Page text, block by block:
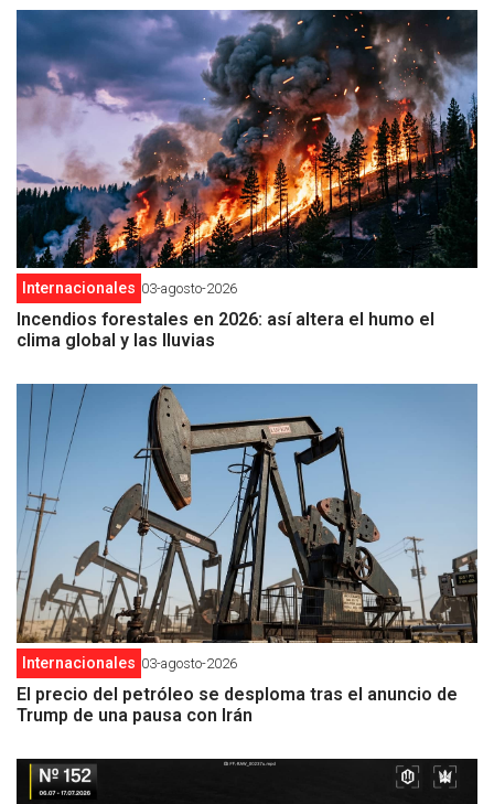
Internacionales 03-agosto-2026
Incendios forestales en 2026: así altera el humo el
clima global y las lluvias
Internacionales 03-agosto-2026
El precio del petróleo se desploma tras el anuncio de
Trump de una pausa con Irán